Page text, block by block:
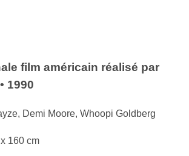
film américain réalisé par
• 1990
Demi Moore, Whoopi Goldberg
160 cm